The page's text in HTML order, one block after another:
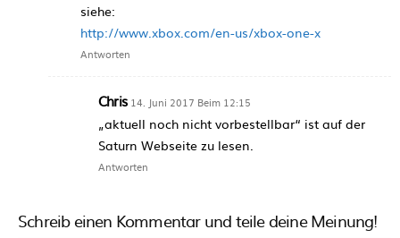
siehe:
http://www.xbox.com/en-us/xbox-one-x
Antworten
Chris 14. Juni 2017 Beim 12:15
„aktuell noch nicht vorbestellbar“ ist auf der
Saturn Webseite zu lesen.
Antworten
Schreib einen Kommentar und teile deine Meinung!